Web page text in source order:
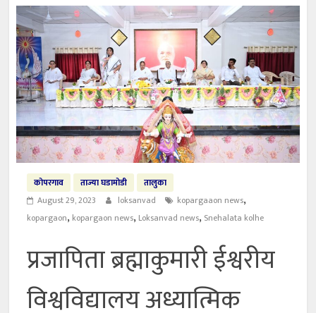
आमदार आशुतोष काळे यांचा वाढदिवस विविध सामाजिक
उपक्रमांनी साजरा
कोपरगाव ताज्या घडामोडी
तालुका
August 29, 2023
loksanvad kopargaaon news,
kopargaon, kopargaon news, Loksanvad news, Snehalata kolhe
प्रजापिता ब्रह्माकुमारी ईश्वरीय
विश्वविद्यालय अध्यात्मिक